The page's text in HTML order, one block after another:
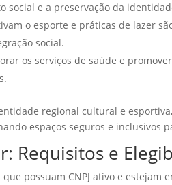
social e a preservação da
o esporte e práticas de lazer
social.
os serviços de saúde e
regional cultural e
espaços seguros e inclusivos
Requisitos e
possuam CNPJ ativo e estejam